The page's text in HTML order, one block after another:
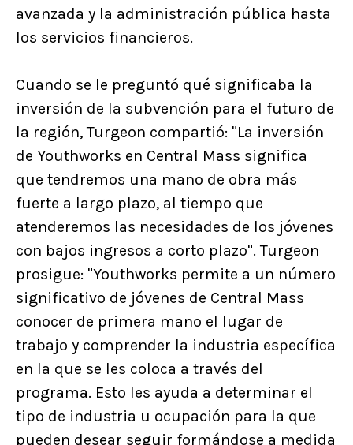
avanzada y la administración pública hasta
los servicios financieros.
Cuando se le preguntó qué significaba la
inversión de la subvención para el futuro de
la región, Turgeon compartió: "La inversión
de Youthworks en Central Mass significa
que tendremos una mano de obra más
fuerte a largo plazo, al tiempo que
atenderemos las necesidades de los jóvenes
con bajos ingresos a corto plazo". Turgeon
prosigue: "Youthworks permite a un número
significativo de jóvenes de Central Mass
conocer de primera mano el lugar de
trabajo y comprender la industria específica
en la que se les coloca a través del
programa. Esto les ayuda a determinar el
tipo de industria u ocupación para la que
pueden desear seguir formándose a medida